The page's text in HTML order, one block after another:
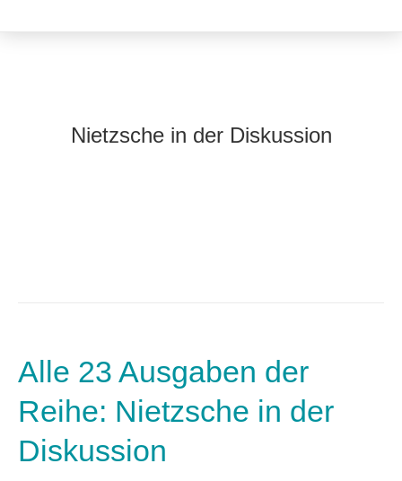
Nietzsche in der Diskussion
Alle 23 Ausgaben der
Reihe: Nietzsche in der
Diskussion